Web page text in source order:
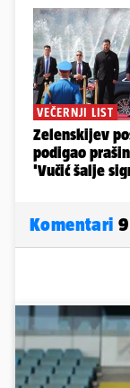
Komentari 9